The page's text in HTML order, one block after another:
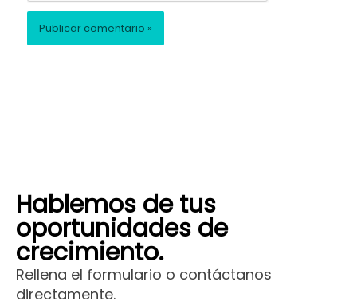
Hablemos de tus
oportunidades de
crecimiento.
Rellena el formulario o contáctanos
directamente.